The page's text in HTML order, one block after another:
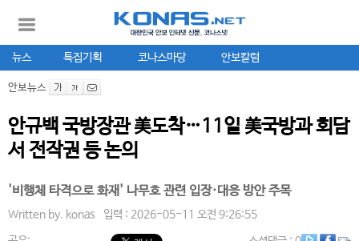
뉴스 특집기획 코나스마당 안보칼럼
안보뉴스
안규백 국방장관 美도착…11일 美국방과 회담
서 전작권 등 논의
'비행체 타격으로 화재' 나무호 관련 입장·대응 방안 주목
Written by. konas 입력 : 2026-05-11 오전 9:26:55